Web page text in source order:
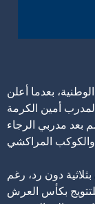
بعدما أعلن
أمين الكرمة
بعد مدربي الرجاء
دون رد، رغم
بكأس العرش